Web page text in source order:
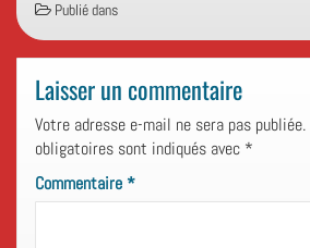
Publié dans
Laisser un commentaire
Votre adresse e-mail ne sera pas publiée.
obligatoires sont indiqués avec *
Commentaire *